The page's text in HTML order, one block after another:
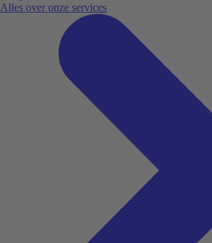
Alles over onze services